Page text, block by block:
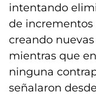
intentando
de incrementos
creando
mientras que
ninguna
señalaron